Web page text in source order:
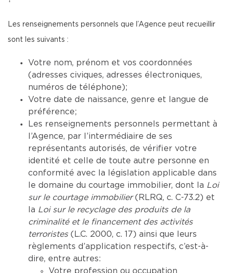
Les renseignements personnels que l’Agence peut recueillir
sont les suivants :
Votre nom, prénom et vos coordonnées
(adresses civiques, adresses électroniques,
numéros de téléphone);
Votre date de naissance, genre et langue de
préférence;
Les renseignements personnels permettant à
l’Agence, par l’intermédiaire de ses
représentants autorisés, de vérifier votre
identité et celle de toute autre personne en
conformité avec la législation applicable dans
le domaine du courtage immobilier, dont la Loi
sur le courtage immobilier(RLRQ, c. C-73.2) et
la Loi sur le recyclage des produits de la
criminalité et le financement des activités
terroristes(L.C. 2000, c. 17) ainsi que leurs
règlements d’application respectifs, c’est-à-
dire, entre autres:
Votre profession ou occupation